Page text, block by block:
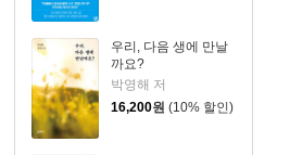
우리, 다음 생에 만날
까요?
박영해 저
16,200원 (10% 할인)